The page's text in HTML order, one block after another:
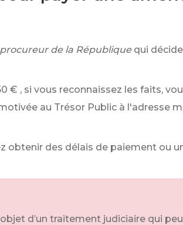
procureur de la République qui
€ , si vous reconnaissez les faits,
au Trésor Public à l'adresse
obtenir des délais de paiement ou
d’un traitement judiciaire qui